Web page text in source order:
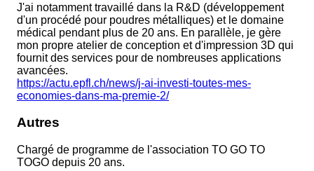
J'ai notamment travaillé dans la R&D (développement
d'un procédé pour poudres métalliques) et le domaine
médical pendant plus de 20 ans. En parallèle, je gère
mon propre atelier de conception et d'impression 3D qui
fournit des services pour de nombreuses applications
avancées.
https://actu.epfl.ch/news/j-ai-investi-toutes-mes-
economies-dans-ma-premie-2/
Autres
Chargé de programme de l'association TO GO TO
TOGO depuis 20 ans.